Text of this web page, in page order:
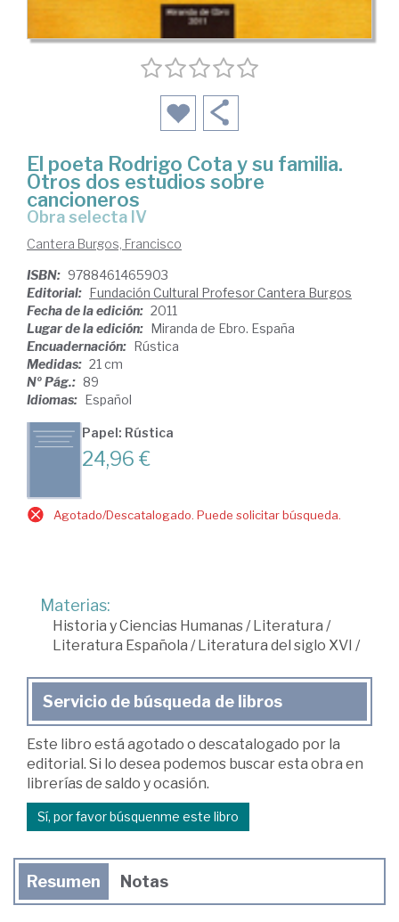
El poeta Rodrigo Cota y su familia.
Otros dos estudios sobre
cancioneros
Obra selecta IV
Cantera Burgos, Francisco
ISBN: 9788461465903
Editorial: Fundación Cultural Profesor Cantera Burgos
Fecha de la edición: 2011
Lugar de la edición: Miranda de Ebro. España
Encuadernación: Rústica
Medidas: 21 cm
Nº Pág.: 89
Idiomas: Español
Papel: Rústica
24,96 €
Agotado/Descatalogado. Puede solicitar búsqueda.
Materias:
Historia y Ciencias Humanas /Literatura /
Literatura Española /Literatura del siglo XVI /
Servicio de búsqueda de libros
Este libro está agotado o descatalogado por la
editorial. Si lo desea podemos buscar esta obra en
librerías de saldo y ocasión.
Sí, por favor búsquenme este libro
Resumen Notas